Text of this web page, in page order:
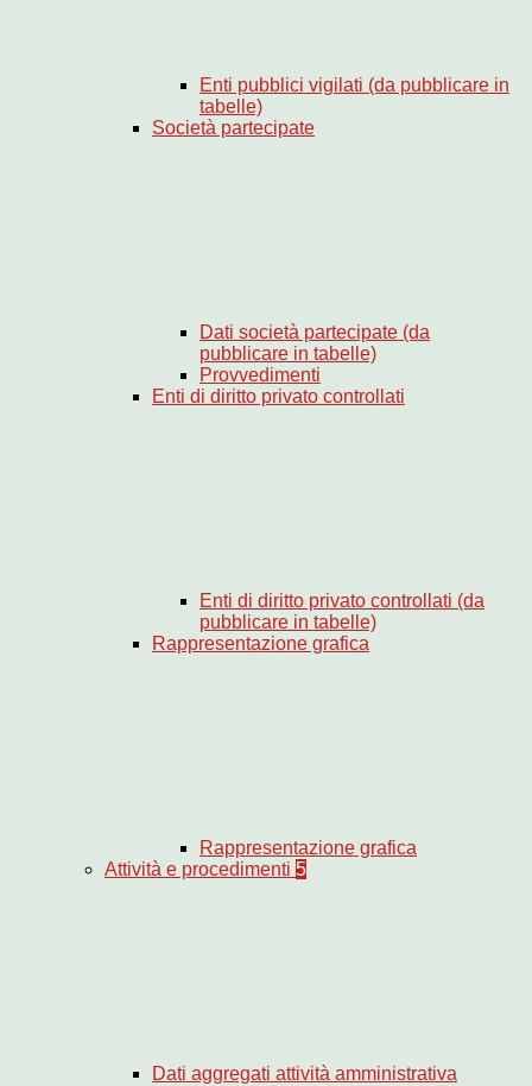
Enti pubblici vigilati (da pubblicare in
tabelle)
Società partecipate
Dati società partecipate (da
pubblicare in tabelle)
Provvedimenti
Enti di diritto privato controllati
Enti di diritto privato controllati (da
pubblicare in tabelle)
Rappresentazione grafica
Rappresentazione grafica
Attività e procedimenti 5
Dati aggregati attività amministrativa